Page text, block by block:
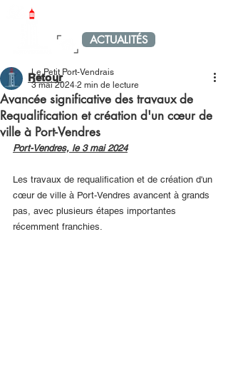
ACTUALITÉS
Avancée significative des travaux de
Requalification et création d'un cœur de
ville à Port-Vendres
Le Petit Port-Vendrais
3 mai 2024 2 min de lecture
Port-Vendres, le 3 mai 2024
Les travaux de requalification et de création d'un
cœur de ville à Port-Vendres avancent à grands
pas, avec plusieurs étapes importantes
récemment franchies.
Retour